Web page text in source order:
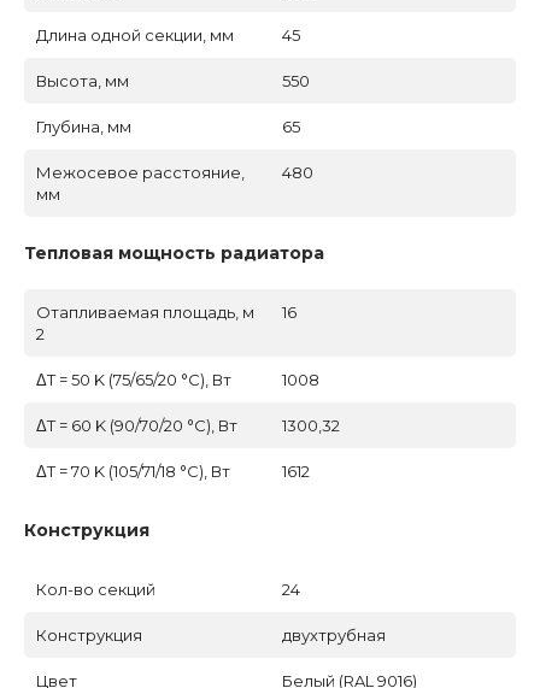
Длина одной секции, мм 45
Высота, мм 550
Глубина, мм 65
Межосевое расстояние,
мм
480
Тепловая мощность радиатора
Отапливаемая площадь, м
2
16
ΔT = 50 K (75/65/20 °C), Вт 1008
ΔT = 60 K (90/70/20 °C), Вт 1300,32
ΔT = 70 K (105/71/18 °C), Вт 1612
Конструкция
Кол-во секций 24
Конструкция двухтрубная
Цвет Белый (RAL 9016)